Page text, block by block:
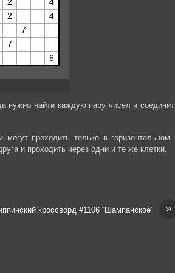
нужно найти каждую пару чисел и
проходить только в горизонтальном
и проходить через одни и те же клетки.
»
кроссворд #1106 “Шампанское”